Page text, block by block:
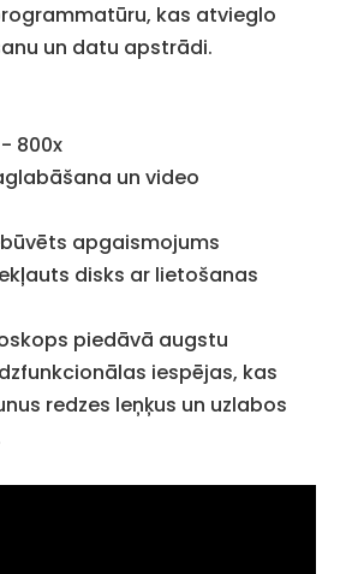
kas atvieglo
un datu apstrādi.
800x
un video
apgaismojums
disks ar lietošanas
piedāvā augstu
iespējas, kas
redzes leņķus un uzlabos